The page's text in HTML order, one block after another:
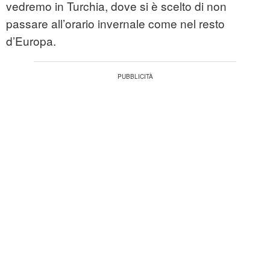
vedremo in Turchia, dove si è scelto di non
passare all’orario invernale come nel resto
d’Europa.